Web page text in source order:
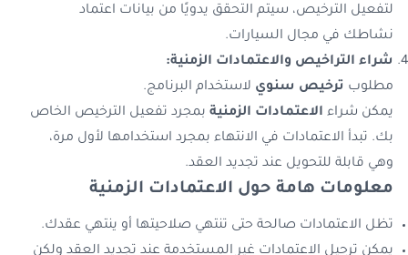
لتفعيل الترخيص، سيتم التحقق يدويًا من بيانات اعتماد
نشاطك في مجال السيارات.
شراء التراخيص والاعتمادات الزمنية:
مطلوب ترخيص سنوي لاستخدام البرنامج.
يمكن شراء الاعتمادات الزمنية بمجرد تفعيل الترخيص الخاص
بك. تبدأ الاعتمادات في الانتهاء بمجرد استخدامها لأول مرة،
وهي قابلة للتحويل عند تجديد العقد.
معلومات هامة حول الاعتمادات الزمنية
تظل الاعتمادات صالحة حتى تنتهي صلاحيتها أو ينتهي عقدك.
يمكن ترحيل الاعتمادات غير المستخدمة عند تجديد العقد ولكن